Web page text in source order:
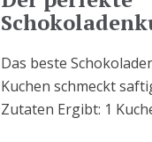
Das beste
Kuchen schmeckt
Zutaten Ergibt: 1